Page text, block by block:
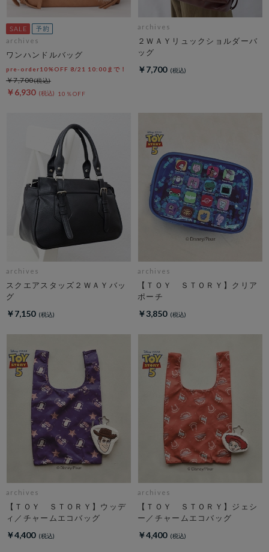
archives
ワンハンドルバッグ
pre-order10%OFF 8/21 10:00まで！
￥6,930 10％OFF
￥7,700
archives
２ＷＡＹリュックショルダーバ
ッグ
￥7,700
archives
スクエアスタッズ２ＷＡＹバッ
グ
￥7,150
archives
【ＴＯＹ ＳＴＯＲＹ】クリア
ポーチ
￥3,850
archives
【ＴＯＹ ＳＴＯＲＹ】ウッデ
ィ／チャームエコバッグ
￥4,400
archives
【ＴＯＹ ＳＴＯＲＹ】ジェシ
ー／チャームエコバッグ
￥4,400